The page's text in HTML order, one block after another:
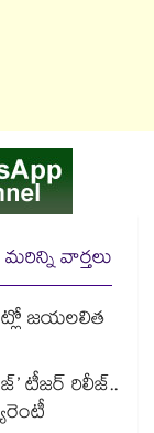
మరిన్ని వార్తలు
జయలలిత
టీజర్ రిలీజ్..